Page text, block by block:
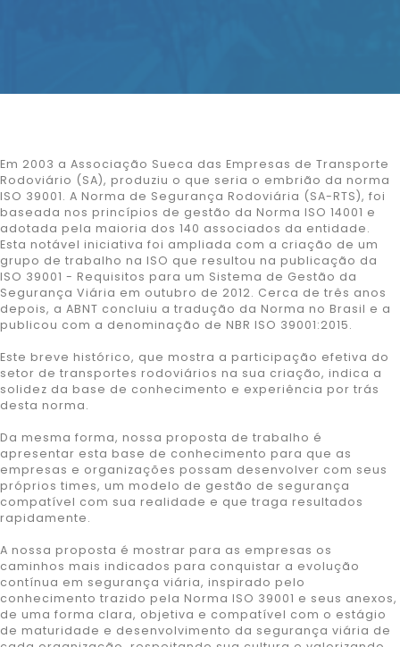
Em 2003 a Associação Sueca das Empresas de Transporte
Rodoviário (SA), produziu o que seria o embrião da norma
ISO 39001. A Norma de Segurança Rodoviária (SA-RTS), foi
baseada nos princípios de gestão da Norma ISO 14001 e
adotada pela maioria dos 140 associados da entidade.
Esta notável iniciativa foi ampliada com a criação de um
grupo de trabalho na ISO que resultou na publicação da
ISO 39001 - Requisitos para um Sistema de Gestão da
Segurança Viária em outubro de 2012. Cerca de três anos
depois, a ABNT concluiu a tradução da Norma no Brasil e a
publicou com a denominação de NBR ISO 39001:2015.
Este breve histórico, que mostra a participação efetiva do
setor de transportes rodoviários na sua criação, indica a
solidez da base de conhecimento e experiência por trás
desta norma.
Da mesma forma, nossa proposta de trabalho é
apresentar esta base de conhecimento para que as
empresas e organizações possam desenvolver com seus
próprios times, um modelo de gestão de segurança
compatível com sua realidade e que traga resultados
rapidamente.
A nossa proposta é mostrar para as empresas os
caminhos mais indicados para conquistar a evolução
contínua em segurança viária, inspirado pelo
conhecimento trazido pela Norma ISO 39001 e seus anexos,
de uma forma clara, objetiva e compatível com o estágio
de maturidade e desenvolvimento da segurança viária de